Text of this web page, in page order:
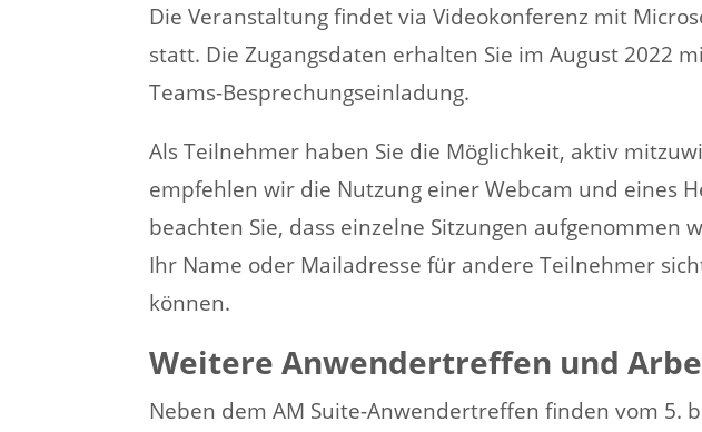
Die Veranstaltung findet via Videokonferenz mit
statt. Die Zugangsdaten erhalten Sie im August 2022
Teams-Besprechungseinladung.
Als Teilnehmer haben Sie die Möglichkeit, aktiv
empfehlen wir die Nutzung einer Webcam und eines
beachten Sie, dass einzelne Sitzungen aufgenommen
Ihr Name oder Mailadresse für andere Teilnehmer
können.
Weitere Anwendertreffen und
Neben dem AM Suite-Anwendertreffen finden vom 5.